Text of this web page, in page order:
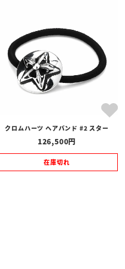
クロムハーツ ヘアバンド #2 スター
126,500
在庫切れ